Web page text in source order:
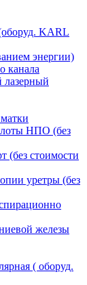
KARL
энергии)
канала
НПО (без
(без стоимости
уретры (без
железы
( оборуд.